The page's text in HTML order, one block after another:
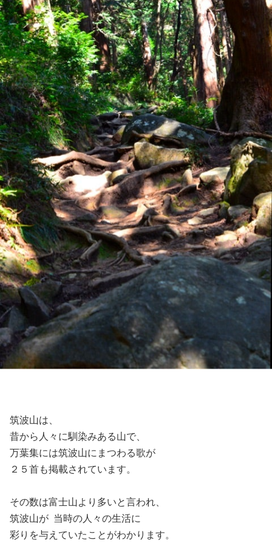
筑波山は、
昔から人々に馴染みある山で、
万葉集には筑波山にまつわる歌が
２５首も掲載されています。
その数は富士山より多いと言われ、
筑波山が 当時の人々の生活に
彩りを与えていたことがわかります。